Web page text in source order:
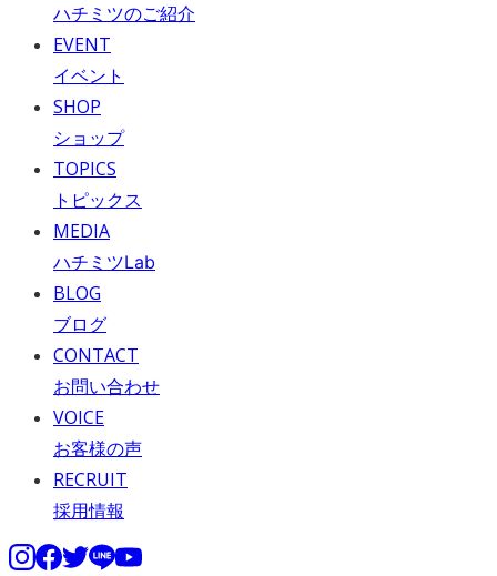
ハチミツのご紹介
EVENT
イベント
SHOP
ショップ
TOPICS
トピックス
MEDIA
ハチミツLab
BLOG
ブログ
CONTACT
お問い合わせ
VOICE
お客様の声
RECRUIT
採用情報